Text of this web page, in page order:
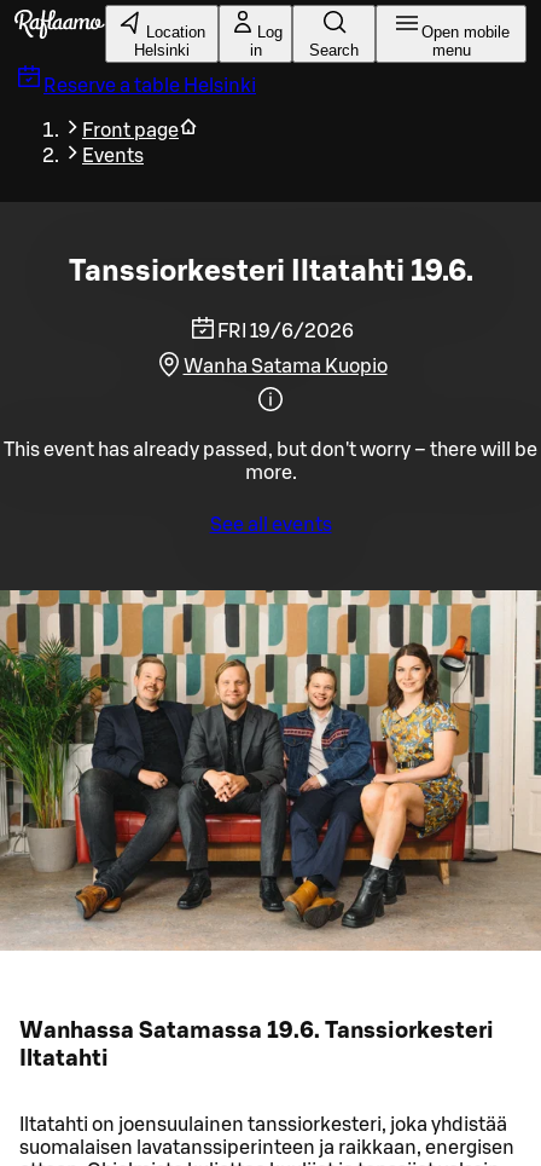
Skip to main content
Location
Helsinki
Log
in
Search
Open mobile
menu
Reserve a table Helsinki
Front page
Events
Tanssiorkesteri Iltatahti 19.6.
FRI 19/6/2026
Wanha Satama Kuopio
This event has already passed, but don't worry – there will be
more.
See all events
Wanhassa Satamassa 19.6. Tanssiorkesteri
Iltatahti
Iltatahti on joensuulainen tanssiorkesteri, joka yhdistää
suomalaisen lavatanssiperinteen ja raikkaan, energisen